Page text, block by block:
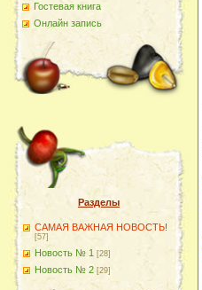
Гостевая книга
Онлайн запись
Разделы
САМАЯ ВАЖНАЯ НОВОСТЬ!
[57]
Новость № 1 [28]
Новость № 2 [29]